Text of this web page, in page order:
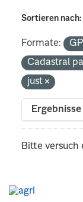
Sortieren nach
Formate:
Cadastral
just
Bitte versuch